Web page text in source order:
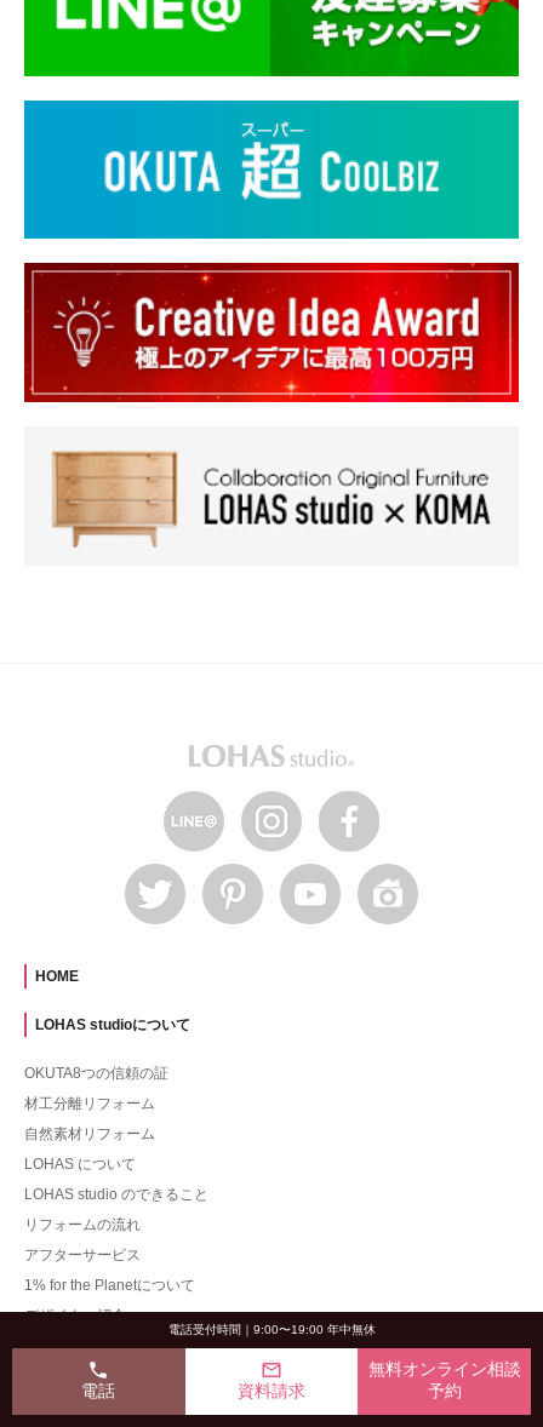
HOME
LOHAS studioについて
OKUTA8つの信頼の証
材工分離リフォーム
自然素材リフォーム
LOHAS について
LOHAS studio のできること
リフォームの流れ
アフターサービス
1% for the Planetについて
デザイナー紹介
品質管理向上への取り組み
施工事例
電話受付時間｜9:00〜19:00 年中無休
phone
電話
mail_outline
資料請求
無料オンライン相談
予約